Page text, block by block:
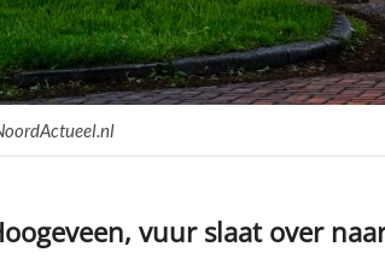
vuur slaat over